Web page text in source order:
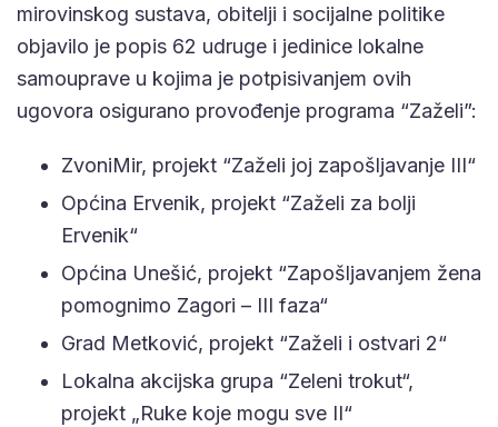
mirovinskog sustava, obitelji i socijalne politike
objavilo je popis 62 udruge i jedinice lokalne
samouprave u kojima je potpisivanjem ovih
ugovora osigurano provođenje programa “Zaželi”:
ZvoniMir, projekt “Zaželi joj zapošljavanje III“
Općina Ervenik, projekt “Zaželi za bolji
Ervenik“
Općina Unešić, projekt “Zapošljavanjem žena
pomognimo Zagori – III faza“
Grad Metković, projekt “Zaželi i ostvari 2“
Lokalna akcijska grupa “Zeleni trokut“,
projekt „Ruke koje mogu sve II“